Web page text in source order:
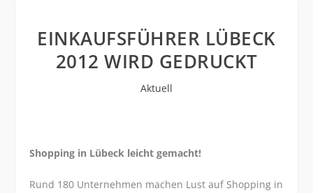
EINKAUFSFÜHRER LÜBECK
2012 WIRD GEDRUCKT
Aktuell
Shopping in Lübeck leicht gemacht!
Rund 180 Unternehmen machen Lust auf Shopping in